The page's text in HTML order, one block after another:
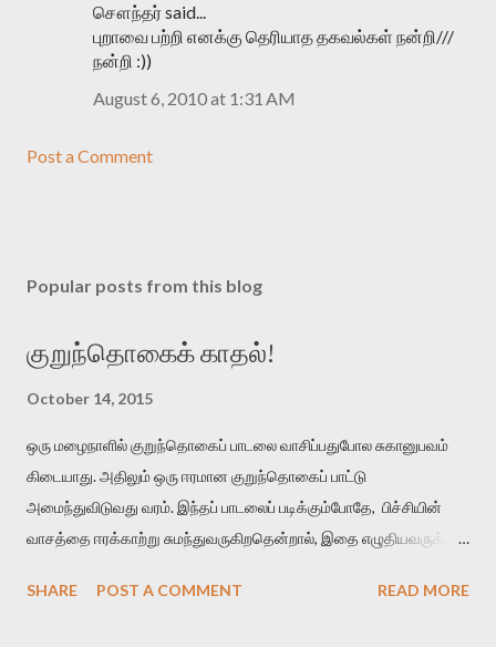
சௌந்தர் said...
புறாவை பற்றி எனக்கு தெரியாத தகவல்கள் நன்றி///
நன்றி :))
August 6, 2010 at 1:31 AM
Post a Comment
Popular posts from this blog
குறுந்தொகைக் காதல்!
October 14, 2015
ஒரு மழைநாளில் குறுந்தொகைப் பாடலை வாசிப்பதுபோல சுகானுபவம்
கிடையாது. அதிலும் ஒரு ஈரமான குறுந்தொகைப் பாட்டு
அமைந்துவிடுவது வரம். இந்தப் பாடலைப் படிக்கும்போதே, பிச்சியின்
வாசத்தை ஈரக்காற்று சுமந்துவருகிறதென்றால், இதை எழுதியவருக்கும்
கொழுமுகை இரும்பனம் பசுங்குடைப் பலவுடன் பொதிந்து பெரும்பெயல்
SHARE POST A COMMENT READ MORE